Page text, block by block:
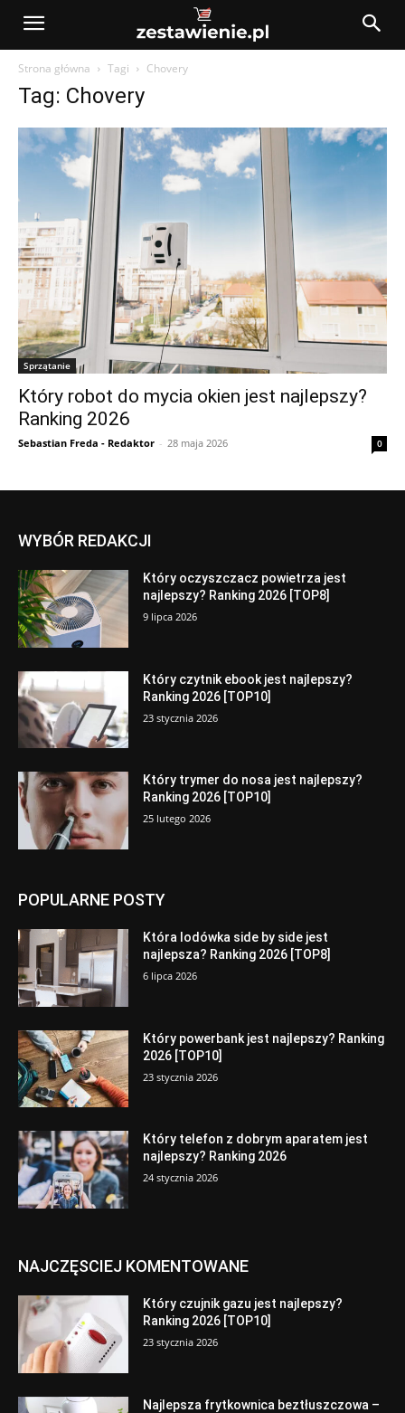
Strona główna Tagi Chovery
Tag: Chovery
Sprzątanie
Który robot do mycia okien jest najlepszy?
Ranking 2026
Sebastian Freda - Redaktor - 28 maja 2026 0
WYBÓR REDAKCJI
Który oczyszczacz powietrza jest
najlepszy? Ranking 2026 [TOP8]
9 lipca 2026
Który czytnik ebook jest najlepszy?
Ranking 2026 [TOP10]
23 stycznia 2026
Który trymer do nosa jest najlepszy?
Ranking 2026 [TOP10]
25 lutego 2026
POPULARNE POSTY
Która lodówka side by side jest
najlepsza? Ranking 2026 [TOP8]
6 lipca 2026
Który powerbank jest najlepszy? Ranking
2026 [TOP10]
23 stycznia 2026
Który telefon z dobrym aparatem jest
najlepszy? Ranking 2026
24 stycznia 2026
NAJCZĘSCIEJ KOMENTOWANE
Który czujnik gazu jest najlepszy?
Ranking 2026 [TOP10]
23 stycznia 2026
Najlepsza frytkownica beztłuszczowa –